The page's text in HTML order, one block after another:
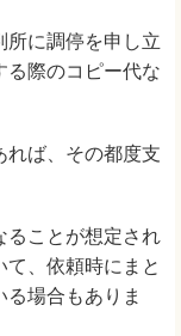
所に調停を申し立
る際のコピー代な
れば、その都度支
ることが想定され
、依頼時にまと
場合もありま